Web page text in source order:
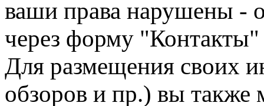
ваши права нарушены -
через форму "Контакты"
Для размещения своих
обзоров и пр.) вы также